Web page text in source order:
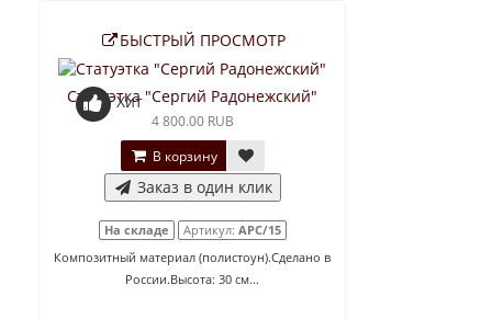
БЫСТРЫЙ ПРОСМОТР
Хит
Статуэтка "Сергий Радонежский"
4 800.00 RUB
В корзину
Заказ в один клик
На складе Артикул: АРС/15
Композитный материал (полистоун).Сделано в
России.Высота: 30 см...